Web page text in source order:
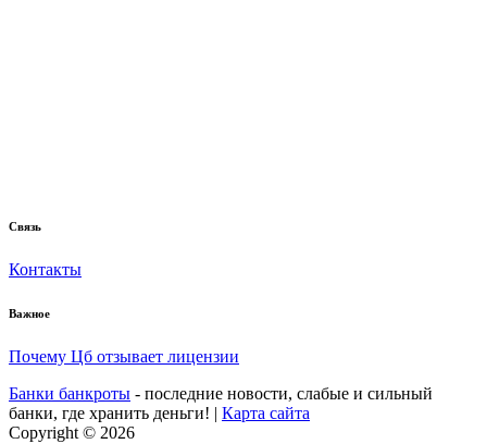
Связь
Контакты
Важное
Почему Цб отзывает лицензии
Банки банкроты - последние новости, слабые и сильный
банки, где хранить деньги! | Карта сайта
Copyright © 2026